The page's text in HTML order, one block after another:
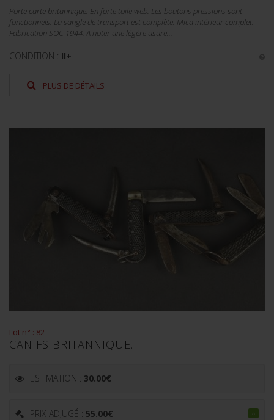
Porte carte britannique. En forte toile web. Les boutons pressions sont
fonctionnels. La sangle de transport est complète. Mica intérieur complet.
Fabrication SOC 1944. A noter une légère usure...
CONDITION : II+
PLUS DE DÉTAILS
Lot n° : 82
CANIFS BRITANNIQUE.
ESTIMATION : 30.00€
PRIX ADJUGÉ : 55.00€